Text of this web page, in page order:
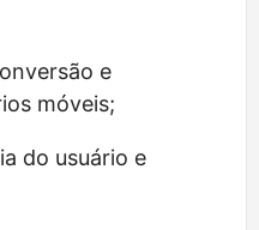
e
móveis;
do usuário e